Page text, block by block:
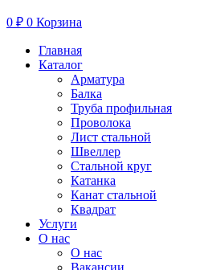
0 ₽ 0 Корзина
Главная
Каталог
Арматура
Балка
Труба профильная
Проволока
Лист стальной
Швеллер
Стальной круг
Катанка
Канат стальной
Квадрат
Услуги
О нас
О нас
Вакансии